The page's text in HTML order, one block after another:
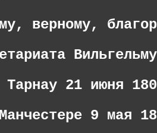
верному,
Тарнау 21 июня
9 мая